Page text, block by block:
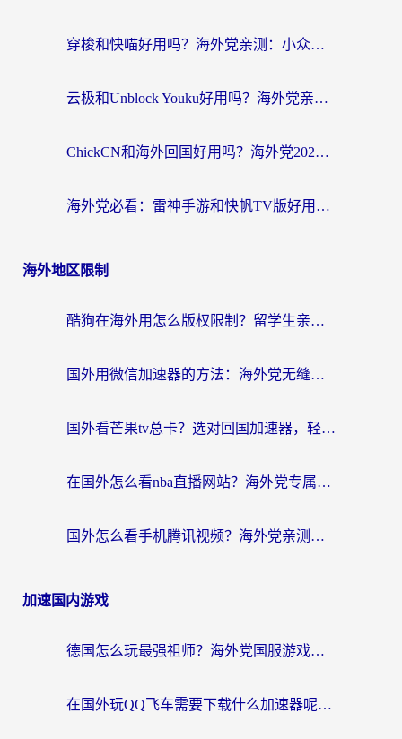
穿梭和快喵好用吗？海外党亲测：小众加速器对比+番茄加速器深度体验
云极和Unblock Youku好用吗？海外党亲测+2026回国加速器避坑指南
ChickCN和海外回国好用吗？海外党2026亲测：从手游到影音，选对加速器的3个关键
海外党必看：雷神手游和快帆TV版好用吗？3步选对回国加速器不踩坑
海外地区限制
酷狗在海外用怎么版权限制？留学生亲测：3步解决听国内音乐难题
国外用微信加速器的方法：海外党无缝连接国内生活的实用指南
国外看芒果tv总卡？选对回国加速器，轻松追《浪姐》不费劲
在国外怎么看nba直播网站？海外党专属体育观赛指南，告别地区限制！
国外怎么看手机腾讯视频？海外党亲测有效的追剧加速器选择指南
加速国内游戏
德国怎么玩最强祖师？海外党国服游戏加速器选择全攻略（附宝可梦Online实测）
在国外玩QQ飞车需要下载什么加速器呢？海外党亲测有效的国服游戏加速指南